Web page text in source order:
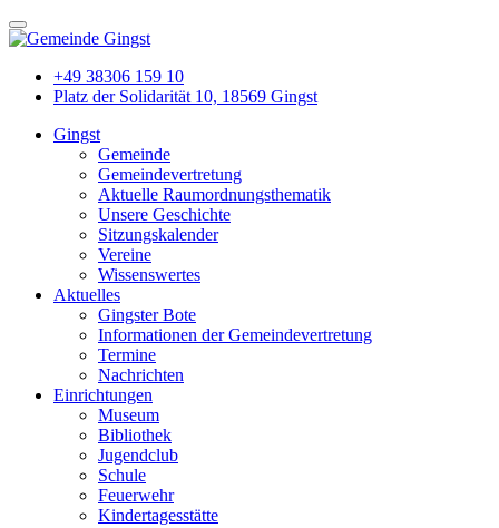
+49 38306 159 10
Platz der Solidarität 10, 18569 Gingst
Gingst
Gemeinde
Gemeindevertretung
Aktuelle Raumordnungsthematik
Unsere Geschichte
Sitzungskalender
Vereine
Wissenswertes
Aktuelles
Gingster Bote
Informationen der Gemeindevertretung
Termine
Nachrichten
Einrichtungen
Museum
Bibliothek
Jugendclub
Schule
Feuerwehr
Kindertagesstätte